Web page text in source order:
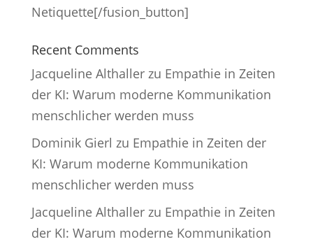
Netiquette[/fusion_button]
Recent Comments
Jacqueline Althallerzu Empathie in Zeiten
der KI: Warum moderne Kommunikation
menschlicher werden muss
Dominik Gierl zu Empathie in Zeiten der
KI: Warum moderne Kommunikation
menschlicher werden muss
Jacqueline Althallerzu Empathie in Zeiten
der KI: Warum moderne Kommunikation